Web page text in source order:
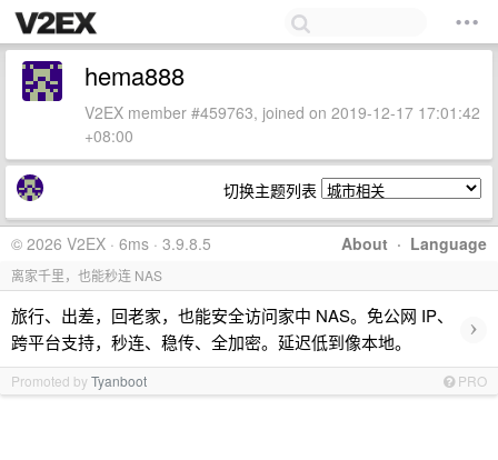
hema888
V2EX member #459763, joined on 2019-12-17 17:01:42
+08:00
切换主题列表
About · Language
© 2026 V2EX · 6ms · 3.9.8.5
离家千里，也能秒连 NAS
旅行、出差，回老家，也能安全访问家中 NAS。免公网 IP、
跨平台支持，秒连、稳传、全加密。延迟低到像本地。
›
Promoted byTyanboot PRO